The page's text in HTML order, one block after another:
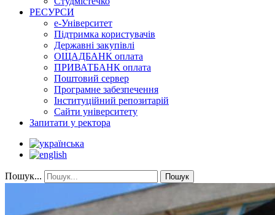
РЕСУРСИ
е-Університет
Підтримка користувачів
Державні закупівлі
ОЩАДБАНК оплата
ПРИВАТБАНК оплата
Поштовий сервер
Програмне забезпечення
Інституційний репозитарій
Сайти університету
Запитати у ректора
Пошук... Пошук